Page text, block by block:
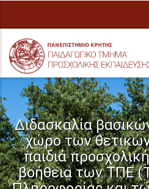
κυρίως
περιεχόμενο
Διδασκαλία
χώρο των
παιδιά
βοήθεια των ΤΠΕ